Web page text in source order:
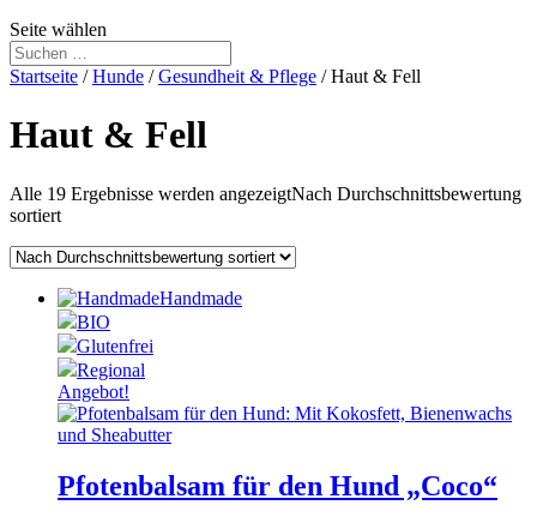
Seite wählen
Startseite /Hunde /Gesundheit & Pflege / Haut & Fell
Haut & Fell
Alle 19 Ergebnisse werden angezeigtNach Durchschnittsbewertung
sortiert
Handmade
BIO
Glutenfrei
Regional
Angebot!
Pfotenbalsam für den Hund „Coco“